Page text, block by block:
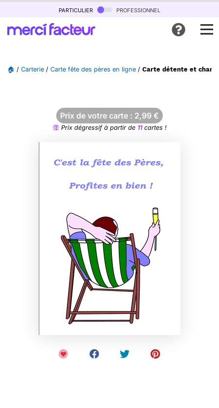
particulier professionnel
🏠 / Carterie / Carte fête des pères en ligne / Carte détente et
Prix de votre carte : 2,99 €
Prix dégressif à partir de 11cartes !